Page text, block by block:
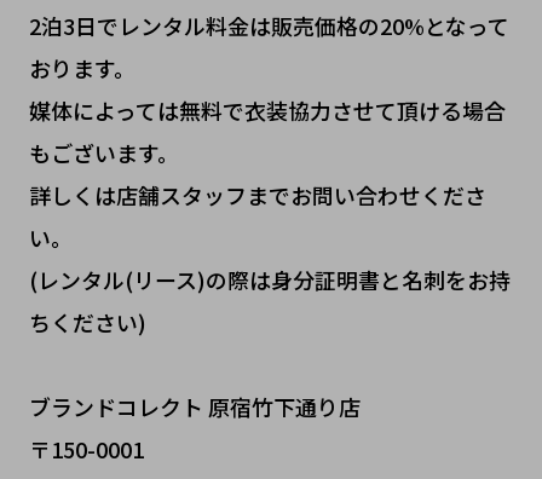
2泊3日でレンタル料金は販売価格の20%となって
おります。
媒体によっては無料で衣装協力させて頂ける場合
もございます。
詳しくは店舗スタッフまでお問い合わせくださ
い。
(レンタル(リース)の際は身分証明書と名刺をお持
ちください)
ブランドコレクト 原宿竹下通り店
〒150-0001